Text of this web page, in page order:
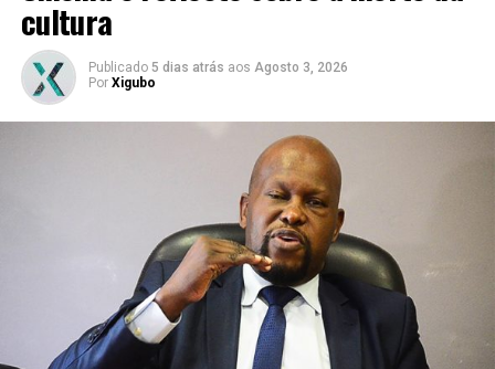
“O leite materno é precioso
e é o melhor do mundo nos
cultura
Publicado 5 dias atrás aos Agosto 3, 2026
Por Xigubo